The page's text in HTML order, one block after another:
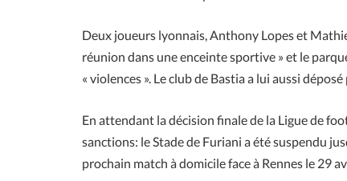
Deux joueurs lyonnais, Anthony Lopes et
réunion dans une enceinte sportive » et le
« violences ». Le club de Bastia a lui aussi
En attendant la décision finale de la Ligue de
sanctions: le Stade de Furiani a été suspendu
prochain match à domicile face à Rennes le 29